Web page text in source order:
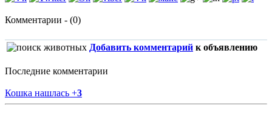
Комментарии - (0)
Добавить комментарий к объявлению
Последние комментарии
Кошка нашлась +3